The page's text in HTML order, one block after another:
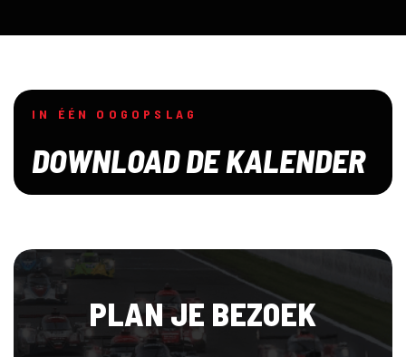
IN ÉÉN OOGOPSLAG
DOWNLOAD DE KALENDER
PLAN JE BEZOEK